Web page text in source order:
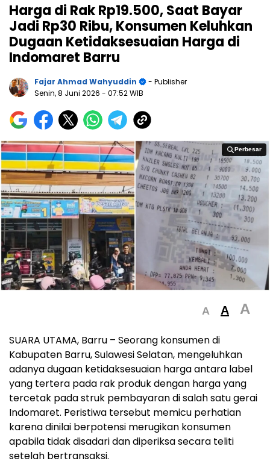
Harga di Rak Rp19.500, Saat Bayar
Jadi Rp30 Ribu, Konsumen Keluhkan
Dugaan Ketidaksesuaian Harga di
Indomaret Barru
Fajar Ahmad Wahyuddin
- Publisher
Senin, 8 Juni 2026 - 07:52 WIB
Perbesar
Perbesar
A A A
SUARA UTAMA, Barru – Seorang konsumen di
Kabupaten Barru, Sulawesi Selatan, mengeluhkan
adanya dugaan ketidaksesuaian harga antara label
yang tertera pada rak produk dengan harga yang
tercetak pada struk pembayaran di salah satu gerai
Indomaret. Peristiwa tersebut memicu perhatian
karena dinilai berpotensi merugikan konsumen
apabila tidak disadari dan diperiksa secara teliti
setelah bertransaksi.